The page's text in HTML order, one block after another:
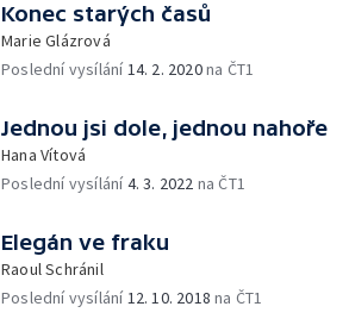
Konec starých časů
Marie Glázrová
Poslední vysílání14. 2. 2020na ČT1
Jednou jsi dole, jednou nahoře
Hana Vítová
Poslední vysílání4. 3. 2022 na ČT1
Elegán ve fraku
Raoul Schránil
Poslední vysílání12. 10. 2018 na ČT1